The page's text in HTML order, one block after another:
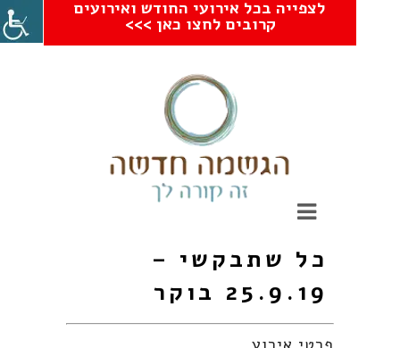
לצפייה בכל אירועי החודש ואירועים
קרובים לחצו כאן >>>
כל שתבקשי –
25.9.19 בוקר